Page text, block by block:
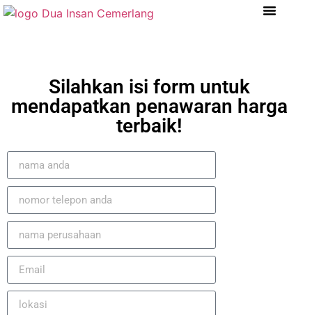
Silahkan isi form untuk
mendapatkan penawaran harga
terbaik!